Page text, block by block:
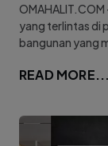
yang terlintas di
bangunan yang
READ MORE...